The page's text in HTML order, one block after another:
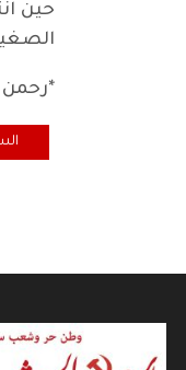
حين
*رحمن